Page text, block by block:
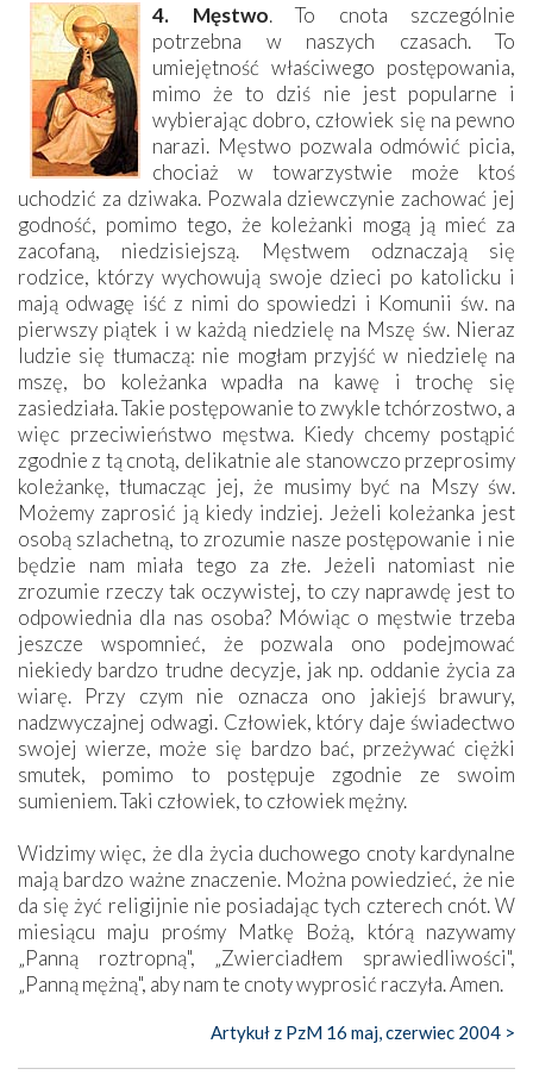
4. Męstwo. To cnota szczególnie
potrzebna w naszych czasach. To
umiejętność właściwego postępowania,
mimo że to dziś nie jest popularne i
wybierając dobro, człowiek się na pewno
narazi. Męstwo pozwala odmówić picia,
chociaż w towarzystwie może ktoś
uchodzić za dziwaka. Pozwala dziewczynie zachować jej
godność, pomimo tego, że koleżanki mogą ją mieć za
zacofaną, niedzisiejszą. Męstwem odznaczają się
rodzice, którzy wychowują swoje dzieci po katolicku i
mają odwagę iść z nimi do spowiedzi i Komunii św. na
pierwszy piątek i w każdą niedzielę na Mszę św. Nieraz
ludzie się tłumaczą: nie mogłam przyjść w niedzielę na
mszę, bo koleżanka wpadła na kawę i trochę się
zasiedziała. Takie postępowanie to zwykle tchórzostwo, a
więc przeciwieństwo męstwa. Kiedy chcemy postąpić
zgodnie z tą cnotą, delikatnie ale stanowczo przeprosimy
koleżankę, tłumacząc jej, że musimy być na Mszy św.
Możemy zaprosić ją kiedy indziej. Jeżeli koleżanka jest
osobą szlachetną, to zrozumie nasze postępowanie i nie
będzie nam miała tego za złe. Jeżeli natomiast nie
zrozumie rzeczy tak oczywistej, to czy naprawdę jest to
odpowiednia dla nas osoba? Mówiąc o męstwie trzeba
jeszcze wspomnieć, że pozwala ono podejmować
niekiedy bardzo trudne decyzje, jak np. oddanie życia za
wiarę. Przy czym nie oznacza ono jakiejś brawury,
nadzwyczajnej odwagi. Człowiek, który daje świadectwo
swojej wierze, może się bardzo bać, przeżywać ciężki
smutek, pomimo to postępuje zgodnie ze swoim
sumieniem. Taki człowiek, to człowiek mężny.
Widzimy więc, że dla życia duchowego cnoty kardynalne
mają bardzo ważne znaczenie. Można powiedzieć, że nie
da się żyć religijnie nie posiadając tych czterech cnót. W
miesiącu maju prośmy Matkę Bożą, którą nazywamy
„Panną roztropną", „Zwierciadłem sprawiedliwości",
„Panną mężną", aby nam te cnoty wyprosić raczyła. Amen.
Artykuł z PzM 16 maj, czerwiec 2004 >